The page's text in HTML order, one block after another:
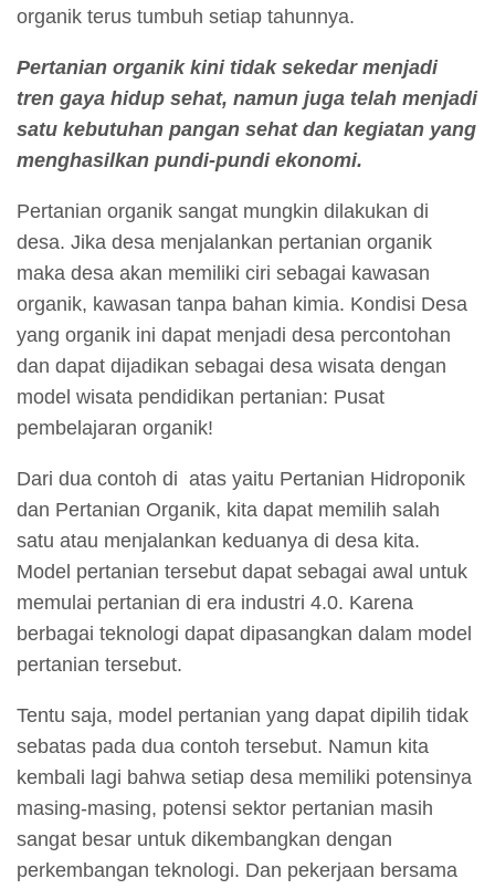
organik terus tumbuh setiap tahunnya.
Pertanian organik kini tidak sekedar menjadi
tren gaya hidup sehat, namun juga telah menjadi
satu kebutuhan pangan sehat dan kegiatan yang
menghasilkan pundi-pundi ekonomi.
Pertanian organik sangat mungkin dilakukan di
desa. Jika desa menjalankan pertanian organik
maka desa akan memiliki ciri sebagai kawasan
organik, kawasan tanpa bahan kimia. Kondisi Desa
yang organik ini dapat menjadi desa percontohan
dan dapat dijadikan sebagai desa wisata dengan
model wisata pendidikan pertanian: Pusat
pembelajaran organik!
Dari dua contoh di atas yaitu Pertanian Hidroponik
dan Pertanian Organik, kita dapat memilih salah
satu atau menjalankan keduanya di desa kita.
Model pertanian tersebut dapat sebagai awal untuk
memulai pertanian di era industri 4.0. Karena
berbagai teknologi dapat dipasangkan dalam model
pertanian tersebut.
Tentu saja, model pertanian yang dapat dipilih tidak
sebatas pada dua contoh tersebut. Namun kita
kembali lagi bahwa setiap desa memiliki potensinya
masing-masing, potensi sektor pertanian masih
sangat besar untuk dikembangkan dengan
perkembangan teknologi. Dan pekerjaan bersama